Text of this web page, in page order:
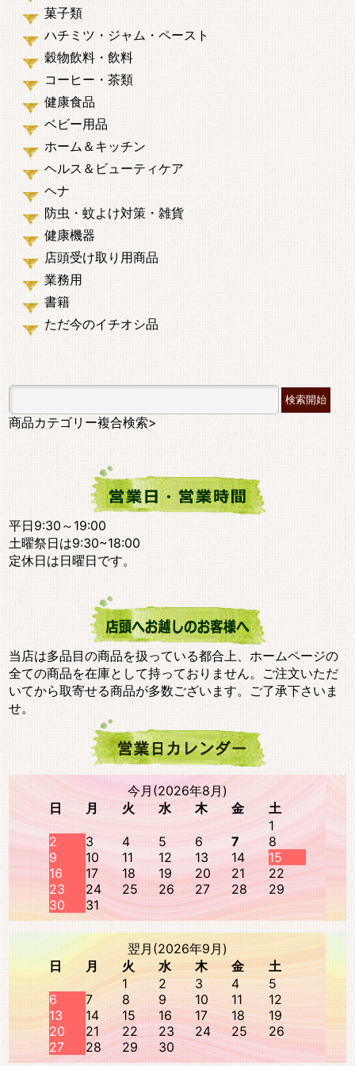
菓子類
ハチミツ・ジャム・ペースト
穀物飲料・飲料
コーヒー・茶類
健康食品
ベビー用品
ホーム＆キッチン
ヘルス＆ビューティケア
ヘナ
防虫・蚊よけ対策・雑貨
健康機器
店頭受け取り用商品
業務用
書籍
ただ今のイチオシ品
商品カテゴリー複合検索>
平日9:30～19:00
土曜祭日は9:30~18:00
定休日は日曜日です。
当店は多品目の商品を扱っている都合上、ホームページの
全ての商品を在庫として持っておりません。ご注文いただ
いてから取寄せる商品が多数ございます。ご了承下さいま
せ。
今月(2026年8月)
日
月 火 水 木 金
土
1
2
3 4 5 6 7
8
9
10 11 12 13 14
15
16
17 18 19 20 21
22
23
24 25 26 27 28
29
30
31
翌月(2026年9月)
日
月 火 水 木 金
土
1
2 3 4
5
6
7 8 9 10 11
12
13
14 15 16 17 18
19
20
21 22 23 24 25
26
27
28 29 30